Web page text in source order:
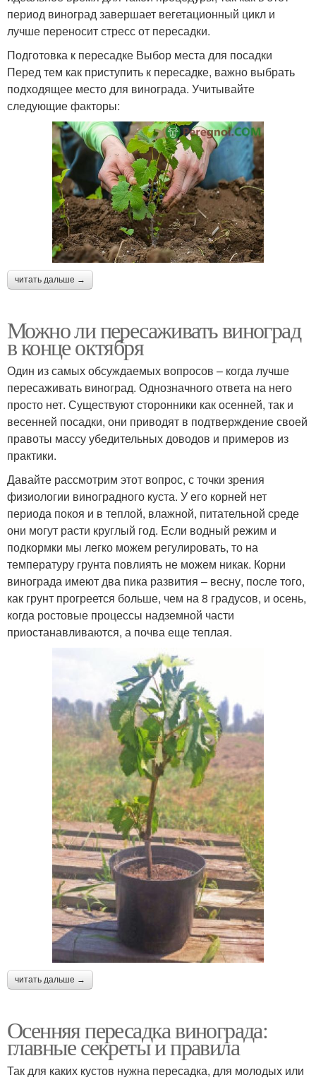
период виноград завершает вегетационный цикл и
лучше переносит стресс от пересадки.
Подготовка к пересадке Выбор места для посадки
Перед тем как приступить к пересадке, важно выбрать
подходящее место для винограда. Учитывайте
следующие факторы:
читать дальше →
Можно ли пересаживать виноград
в конце октября
Один из самых обсуждаемых вопросов – когда лучше
пересаживать виноград. Однозначного ответа на него
просто нет. Существуют сторонники как осенней, так и
весенней посадки, они приводят в подтверждение своей
правоты массу убедительных доводов и примеров из
практики.
Давайте рассмотрим этот вопрос, с точки зрения
физиологии виноградного куста. У его корней нет
периода покоя и в теплой, влажной, питательной среде
они могут расти круглый год. Если водный режим и
подкормки мы легко можем регулировать, то на
температуру грунта повлиять не можем никак. Корни
винограда имеют два пика развития – весну, после того,
как грунт прогреется больше, чем на 8 градусов, и осень,
когда ростовые процессы надземной части
приостанавливаются, а почва еще теплая.
читать дальше →
Осенняя пересадка винограда:
главные секреты и правила
Так для каких кустов нужна пересадка, для молодых или